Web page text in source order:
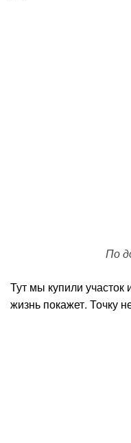
По
Тут мы купили
жизнь покажет. Точку